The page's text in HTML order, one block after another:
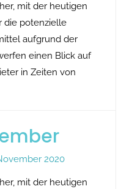
mit der heutigen
die potenzielle
aufgrund der
einen Blick auf
in Zeiten von
2020
mit der heutigen